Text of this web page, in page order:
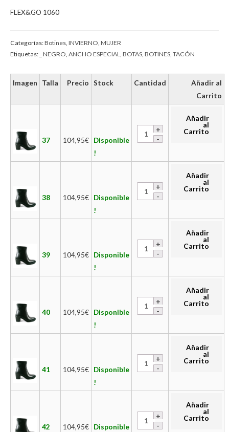
FLEX&GO 1060
Categorías:Botines INVIERNO MUJER
Etiquetas: _ NEGRO ANCHO ESPECIAL BOTAS BOTINES TACÓN
Imagen Talla Precio Stock Cantidad
Añadir al
Carrito
37 104,95€ Disponible
!
Añadir
al
Carrito
38 104,95€ Disponible
!
Añadir
al
Carrito
39 104,95€ Disponible
!
Añadir
al
Carrito
40 104,95€ Disponible
!
Añadir
al
Carrito
41 104,95€ Disponible
!
Añadir
al
Carrito
42 104,95€ Disponible
Añadir
al
Carrito